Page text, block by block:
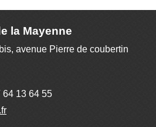
la Mayenne
avenue Pierre de coubertin
64 13 64 55